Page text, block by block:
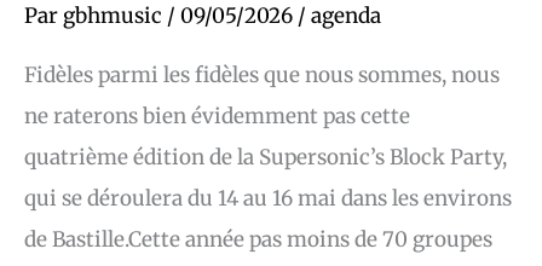
Par gbhmusic / 09/05/2026 / agenda
Fidèles parmi les fidèles que nous sommes, nous
ne raterons bien évidemment pas cette
quatrième édition de la Supersonic’s Block Party,
qui se déroulera du 14 au 16 mai dans les environs
de Bastille.Cette année pas moins de 70 groupes